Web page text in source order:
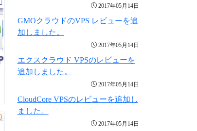
2017年05月14日
GMOクラウドのVPS レビューを追
加しました。
2017年05月14日
エクスクラウド VPSのレビューを
追加しました。
2017年05月14日
CloudCore VPSのレビューを追加し
ました。
2017年05月14日